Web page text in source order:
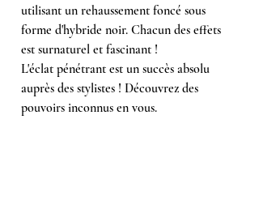
utilisant un rehaussement foncé sous
forme d'hybride noir. Chacun des effets
est surnaturel et fascinant !
L'éclat pénétrant est un succès absolu
auprès des stylistes ! Découvrez des
pouvoirs inconnus en vous.